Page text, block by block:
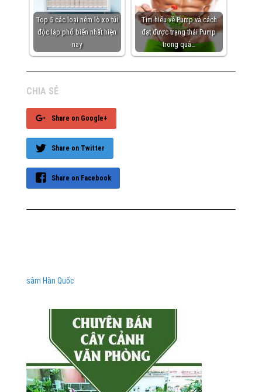
Top 5 các loại nệm lò xo túi
độc lập phổ biến nhất hiện
nay
Tìm hiểu về Pump và cách
đạt được trạng thái Pump
trong quá…
CHIA SẺ
Share on Google+
Share on Twitter
Share on Facebook
sâm Hàn Quốc